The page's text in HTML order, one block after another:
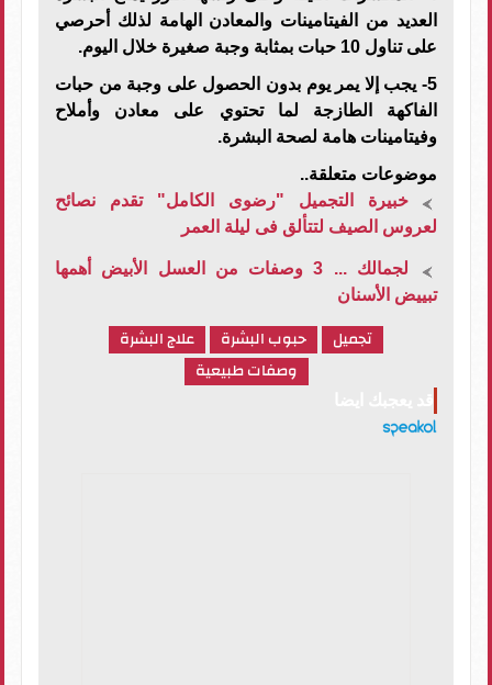
العديد من الفيتامينات والمعادن الهامة لذلك أحرصي
على تناول 10 حبات بمثابة وجبة صغيرة خلال اليوم.
5- يجب إلا يمر يوم بدون الحصول على وجبة من حبات
الفاكهة الطازجة لما تحتوي على معادن وأملاح
وفيتامينات هامة لصحة البشرة.
موضوعات متعلقة..
خبيرة التجميل "رضوى الكامل" تقدم نصائح
لعروس الصيف لتتألق فى ليلة العمر
لجمالك ... 3 وصفات من العسل الأبيض أهمها
تبييض الأسنان
تجميل حبوب البشرة
علاج البشرة
وصفات طبيعية